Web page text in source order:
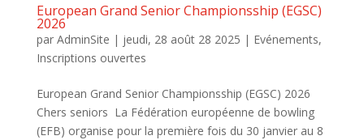
European Grand Senior Championsship (EGSC)
2026
par AdminSite | jeudi, 28 août 28 2025 | Evénements,
Inscriptions ouvertes
European Grand Senior Championsship (EGSC) 2026
Chers seniors La Fédération européenne de bowling
(EFB) organise pour la première fois du 30 janvier au 8